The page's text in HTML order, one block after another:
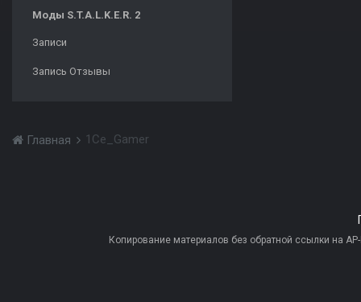
Моды S.T.A.L.K.E.R. 2
Записи
Запись Отзывы
Главная 1Ce_Gamer
Копирование материалов без обратной ссылки на